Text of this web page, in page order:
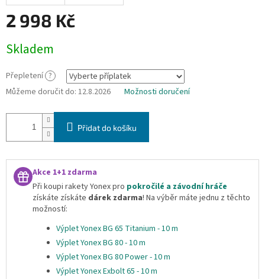
2 998 Kč
cena:
Skladem
Přepletení ?
Můžeme doručit do: 12.8.2026 Možnosti doručení
Přidat do košíku
Akce 1+1 zdarma
Při koupi rakety Yonex pro pokročilé a závodní hráče
získáte získáte dárek zdarma! Na výběr máte jednu z těchto
možností:
Výplet Yonex BG 65 Titanium - 10 m
Výplet Yonex BG 80 - 10 m
Výplet Yonex BG 80 Power - 10 m
Výplet Yonex Exbolt 65 - 10 m